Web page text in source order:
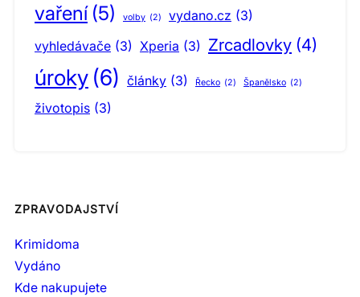
vaření (5) volby (2) vydano.cz (3)
vyhledávače (3) Xperia (3) Zrcadlovky (4)
úroky (6) články (3) Řecko (2) Španělsko (2)
životopis (3)
ZPRAVODAJSTVÍ
Krimidoma
Vydáno
Kde nakupujete